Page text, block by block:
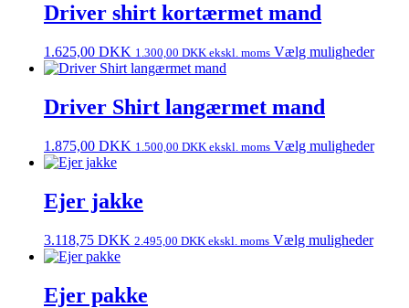
Driver shirt kortærmet mand
1.625,00 DKK 1.300,00 DKK ekskl. moms Vælg muligheder
Driver Shirt langærmet mand
1.875,00 DKK 1.500,00 DKK ekskl. moms Vælg muligheder
Ejer jakke
3.118,75 DKK 2.495,00 DKK ekskl. moms Vælg muligheder
Ejer pakke